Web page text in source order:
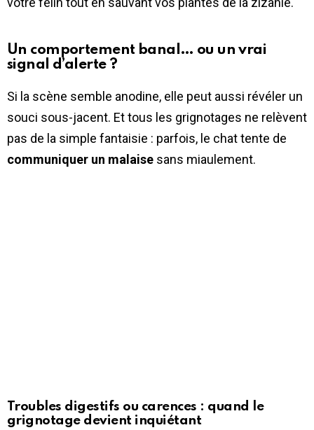
Un comportement banal… ou un vrai
signal d’alerte ?
Si la scène semble anodine, elle peut aussi révéler un
souci sous-jacent. Et tous les grignotages ne relèvent
pas de la simple fantaisie : parfois, le chat tente de
communiquer un malaise sans miaulement.
Troubles digestifs ou carences : quand le
grignotage devient inquiétant